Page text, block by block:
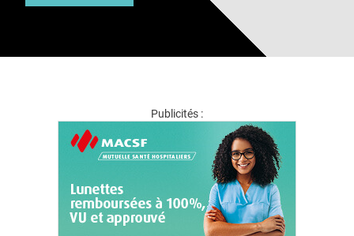
Publicités :